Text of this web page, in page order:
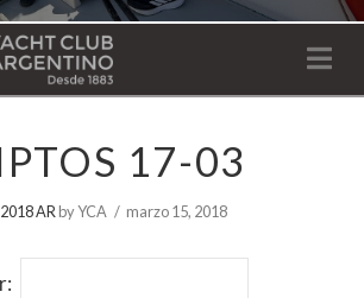
RECREATIVA 2026
17-03
AR by YCA marzo 15, 2018